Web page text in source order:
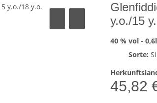
y.o./15
40 % vol - 0,6l
Sorte:
45,82